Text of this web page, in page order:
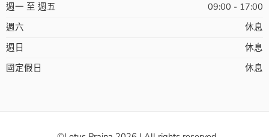
週一 至 週五
09:00 - 17:00
週六
休息
週日
休息
國定假日
休息